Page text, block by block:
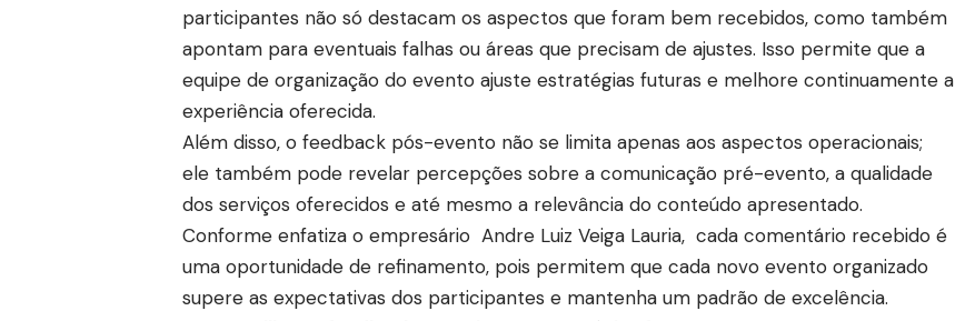
participantes não só destacam os aspectos que foram bem recebidos, como também
apontam para eventuais falhas ou áreas que precisam de ajustes. Isso permite que a
equipe de organização do evento ajuste estratégias futuras e melhore continuamente a
experiência oferecida.
Além disso, o feedback pós-evento não se limita apenas aos aspectos operacionais;
ele também pode revelar percepções sobre a comunicação pré-evento, a qualidade
dos serviços oferecidos e até mesmo a relevância do conteúdo apresentado.
Conforme enfatiza o empresário Andre Luiz Veiga Lauria, cada comentário recebido é
uma oportunidade de refinamento, pois permitem que cada novo evento organizado
supere as expectativas dos participantes e mantenha um padrão de excelência.